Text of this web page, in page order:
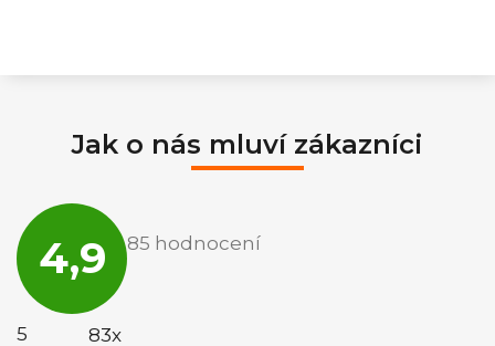
Jak o nás mluví zákazníci
4,9
obchodu
je
85 hodnocení
5
83x